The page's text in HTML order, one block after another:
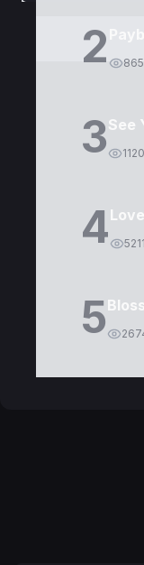
2
3See
4 5211
5